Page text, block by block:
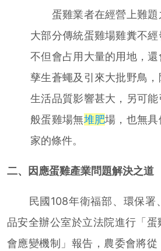
蛋雞業者在經營上難題
大部分傳統蛋雞場雞糞不經
不但會占用大量的用地，還
孳生蒼蠅及引來大批野鳥
生活品質影響甚大，另可
般蛋雞場無堆肥場，也無
家的條件。
二、因應蛋雞產業問題解決之道
民國108年衛福部、環保署
品安全辦公室於立法院進行「
會應變機制」報告，農委會將